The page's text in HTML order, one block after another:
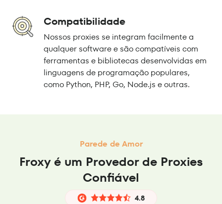
Compatibilidade
Nossos proxies se integram facilmente a
qualquer software e são compatíveis com
ferramentas e bibliotecas desenvolvidas em
linguagens de programação populares,
como Python, PHP, Go, Node.js e outras.
Parede de Amor
Froxy é um Provedor de Proxies
Confiável
4.8